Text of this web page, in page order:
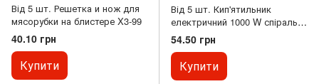
Від 5 шт. Решетка и нож для
мясорубки на блистере X3-99
40.10 грн
Купити
Від 5 шт. Кип'ятильник
електричний 1000 W спіраль
1000W(Тен 18см )
54.50 грн
Купити